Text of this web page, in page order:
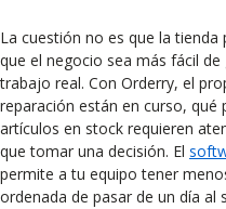
La cuestión no es que la tienda
que el negocio sea más fácil
trabajo real. Con Orderry, el
reparación están en curso, qué
artículos en stock requieren
que tomar una decisión. El
permite a tu equipo tener
ordenada de pasar de un día al